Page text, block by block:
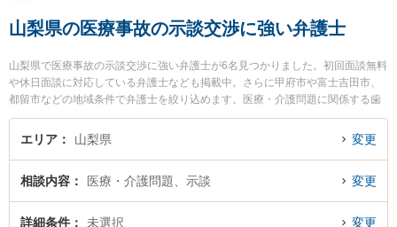
山梨県の医療事故の示談交渉に強い弁護士
山梨県で医療事故の示談交渉に強い弁護士が6名見つかりました。初回面談無料
や休日面談に対応している弁護士なども掲載中。さらに甲府市や富士吉田市、
都留市などの地域条件で弁護士を絞り込めます。医療・介護問題に関係する歯
科治療ミスや美容整形のトラブル、産婦人科の訴訟等の細かな分野での絞り込
み検索もでき便利です。特に永淵総合法律事務所の永淵 智弁護士や丹澤法律事
間に発生した医療事故の示談交渉のトラブルを今すぐに弁護士に相談したい』
『医療事故の示談交渉のトラブル解決の実績豊富な近くの弁護士を検索した
い』『初回相談無料で医療事故の示談交渉を法律相談できる山梨県内の弁護士
エリア 山梨県 変更
相談内容 医療・介護問題、示談 変更
詳細条件 未選択 変更